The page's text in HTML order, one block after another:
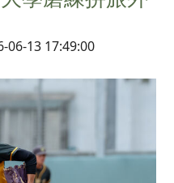
06-13 17:49:00